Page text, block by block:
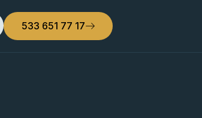
533 651 77 17